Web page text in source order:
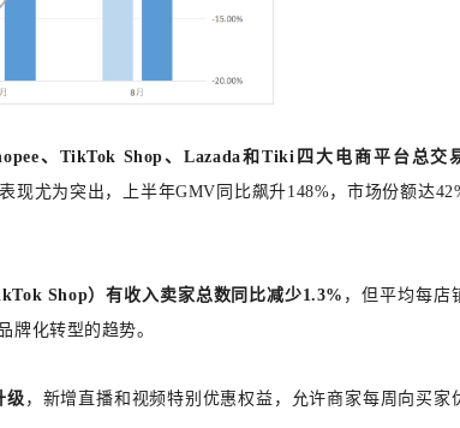
、TikTok Shop、Lazada和Tiki四大电商平台总交
现尤为突出，上半年GMV同比飙升148%，市场份额达
Shop）有收入卖家总数同比减少1.3% ，但平均每店
牌化转型的趋势。
级 ，新增直播和视频特别优惠权益，允许商家每周向买家